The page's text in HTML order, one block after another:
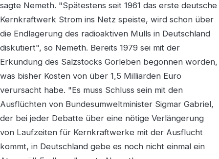
sagte Nemeth. "Spätestens seit 1961 das erste deutsche
Kernkraftwerk Strom ins Netz speiste, wird schon über
die Endlagerung des radioaktiven Mülls in Deutschland
diskutiert", so Nemeth. Bereits 1979 sei mit der
Erkundung des Salzstocks Gorleben begonnen worden,
was bisher Kosten von über 1,5 Milliarden Euro
verursacht habe. "Es muss Schluss sein mit den
Ausflüchten von Bundesumweltminister Sigmar Gabriel,
der bei jeder Debatte über eine nötige Verlängerung
von Laufzeiten für Kernkraftwerke mit der Ausflucht
kommt, in Deutschland gebe es noch nicht einmal ein